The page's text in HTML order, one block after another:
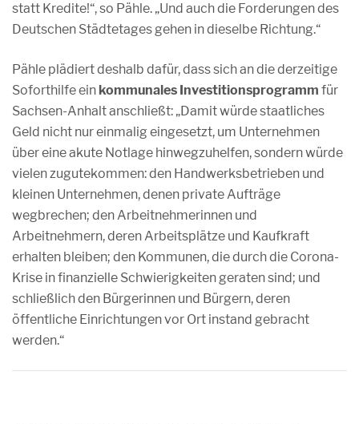
statt Kredite!“, so Pähle. „Und auch die Forderungen des
Deutschen Städtetages gehen in dieselbe Richtung.“
Pähle plädiert deshalb dafür, dass sich an die derzeitige
Soforthilfe ein kommunales Investitionsprogramm für
Sachsen-Anhalt anschließt: „Damit würde staatliches
Geld nicht nur einmalig eingesetzt, um Unternehmen
über eine akute Notlage hinwegzuhelfen, sondern würde
vielen zugutekommen: den Handwerksbetrieben und
kleinen Unternehmen, denen private Aufträge
wegbrechen; den Arbeitnehmerinnen und
Arbeitnehmern, deren Arbeitsplätze und Kaufkraft
erhalten bleiben; den Kommunen, die durch die Corona-
Krise in finanzielle Schwierigkeiten geraten sind; und
schließlich den Bürgerinnen und Bürgern, deren
öffentliche Einrichtungen vor Ort instand gebracht
werden.“